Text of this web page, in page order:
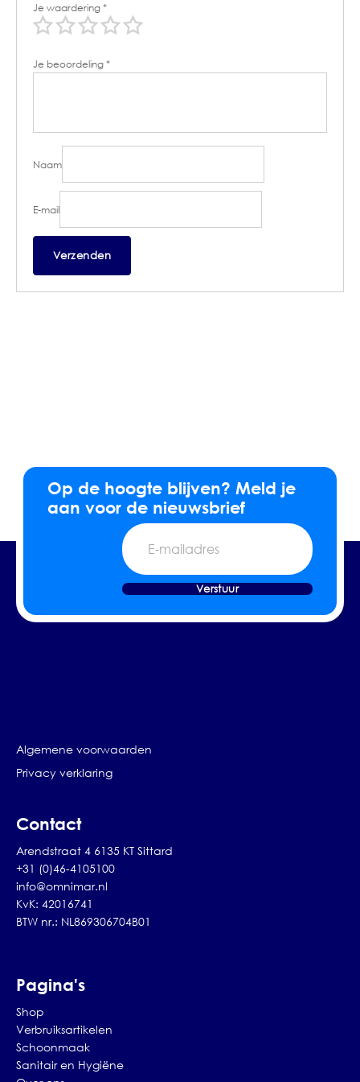
Je waardering*
Je beoordeling*
Naam
E-mail
Op de hoogte blijven? Meld je
aan voor de nieuwsbrief
E-
mailadres
Verstuur
Algemene voorwaarden
Privacy verklaring
Contact
Arendstraat 4 6135 KT Sittard
+31 (0)46-4105100
info@omnimar.nl
KvK: 42016741
BTW nr.: NL869306704B01
Pagina's
Shop
Verbruiksartikelen
Schoonmaak
Sanitair en Hygiëne